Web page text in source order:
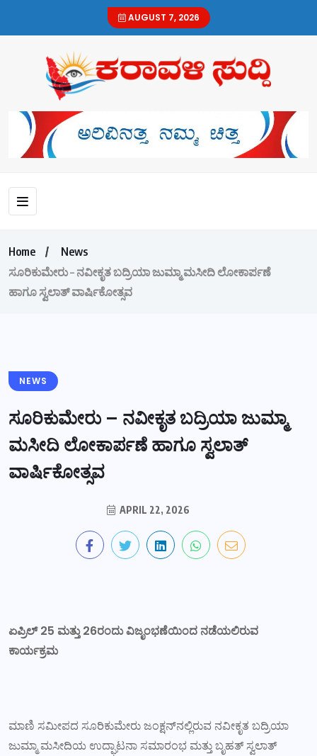
AUGUST 7, 2026
Home
News
ಸೂರಿಕುಮೇರು – ನವೀಕೃತ ಬದ್ರಿಯಾ ಜುಮ್ಮಾ ಮಸೀದಿ ಲೋಕಾರ್ಪಣೆ
ಹಾಗೂ ಸ್ವಲಾತ್ ವಾರ್ಷಿಕೋತ್ಸವ
NEWS
ಸೂರಿಕುಮೇರು – ನವೀಕೃತ ಬದ್ರಿಯಾ ಜುಮ್ಮಾ
ಮಸೀದಿ ಲೋಕಾರ್ಪಣೆ ಹಾಗೂ ಸ್ವಲಾತ್
ವಾರ್ಷಿಕೋತ್ಸವ
APRIL 22, 2026
ಏಪ್ರಿಲ್ 25 ಮತ್ತು 26ರಂದು ವಿಜೃಂಭಣೆಯಿಂದ ನಡೆಯಲಿರುವ
ಕಾರ್ಯಕ್ರಮ
ಮಾಣಿ ಸಮೀಪದ ಸೂರಿಕುಮೇರು ಜಂಕ್ಷನ್‌ನಲ್ಲಿರುವ ನವೀಕೃತ ಬದ್ರಿಯಾ
ಜುಮ್ಮಾ ಮಸೀದಿಯ ಉದ್ಘಾಟನಾ ಸಮಾರಂಭ ಮತ್ತು ಬೃಹತ್ ಸ್ವಲಾತ್